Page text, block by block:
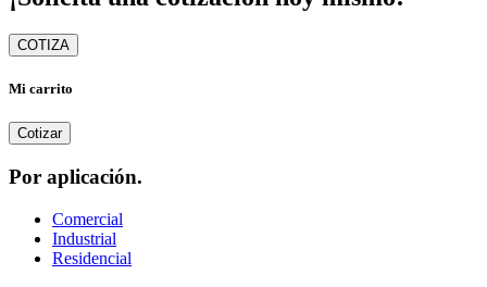
COTIZA
Mi carrito
Cotizar
Por aplicación.
Comercial
Industrial
Residencial